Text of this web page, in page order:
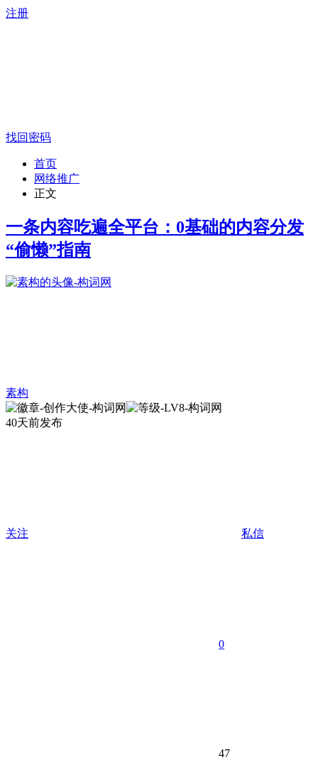
注册
找回密码
首页
网络推广
正文
一条内容吃遍全平台：0基础的内容分发
“偷懒”指南
素构
40天前发布
关注 私信
0
47